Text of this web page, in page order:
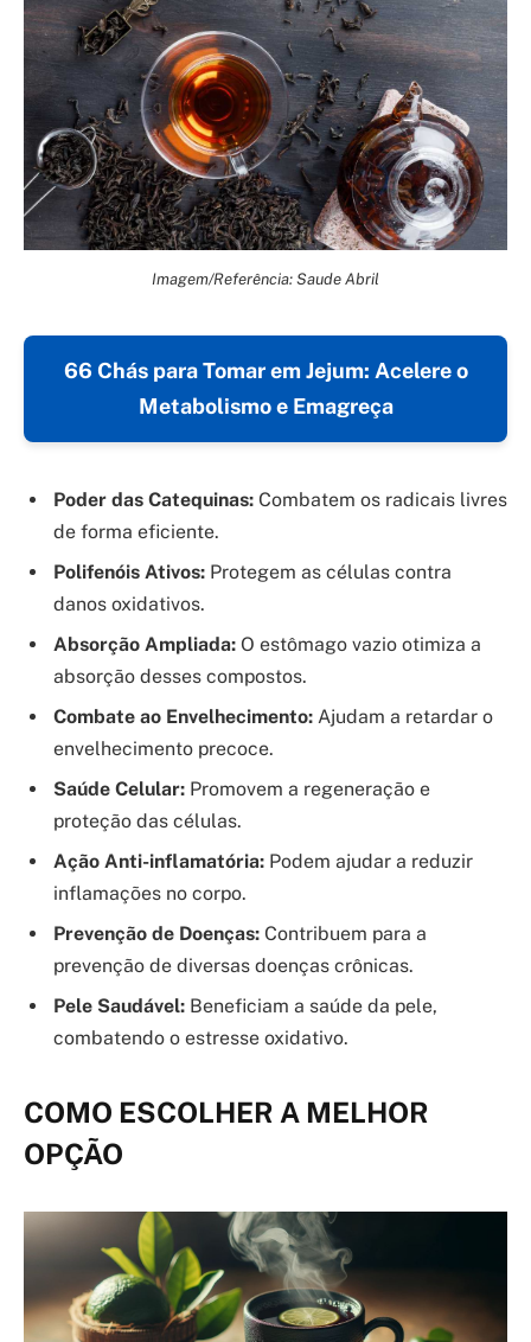
Imagem/Referência: Saude Abril
66 Chás para Tomar em Jejum: Acelere o
Metabolismo e Emagreça
Poder das Catequinas: Combatem os radicais livres
de forma eficiente.
Polifenóis Ativos: Protegem as células contra
danos oxidativos.
Absorção Ampliada: O estômago vazio otimiza a
absorção desses compostos.
Combate ao Envelhecimento: Ajudam a retardar o
envelhecimento precoce.
Saúde Celular: Promovem a regeneração e
proteção das células.
Ação Anti-inflamatória: Podem ajudar a reduzir
inflamações no corpo.
Prevenção de Doenças: Contribuem para a
prevenção de diversas doenças crônicas.
Pele Saudável: Beneficiam a saúde da pele,
combatendo o estresse oxidativo.
COMO ESCOLHER A MELHOR
OPÇÃO